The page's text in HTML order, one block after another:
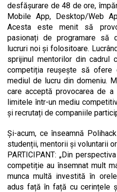
desfășurare de 48 de ore,
Mobile App, Desktop/Web
Acesta este menit să
pasionați de programare să
lucruri noi și folositoare.
sprijinul mentorilor din cadrul
competiția reușește să ofere
mediul de lucru din domeniu.
care acceptă provocarea de
limitele într-un mediu
și recrutați de companiile
Și-acum, ce înseamnă
studenții, mentorii și voluntarii
PARTICIPANT: „Din
competiție au însemnat mult
munca multă investită în
adus față în față cu cerințele